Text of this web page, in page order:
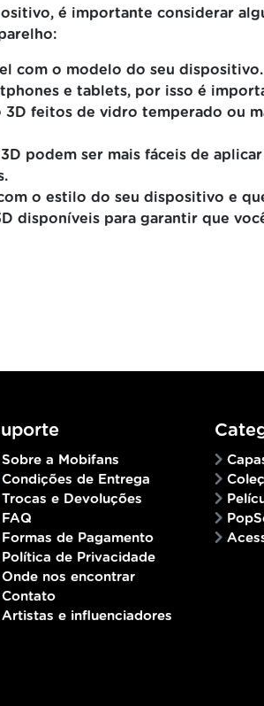
é importante considerar
com o modelo do seu
e tablets, por isso é
feitos de vidro temperado ou
podem ser mais fáceis de
o estilo do seu dispositivo e
disponíveis para garantir que
Sobre a Mobifans
Condições de Entrega
Trocas e Devoluções
FAQ
Formas de Pagamento
Política de Privacidade
Onde nos encontrar
Contato
Artistas e influenciadores